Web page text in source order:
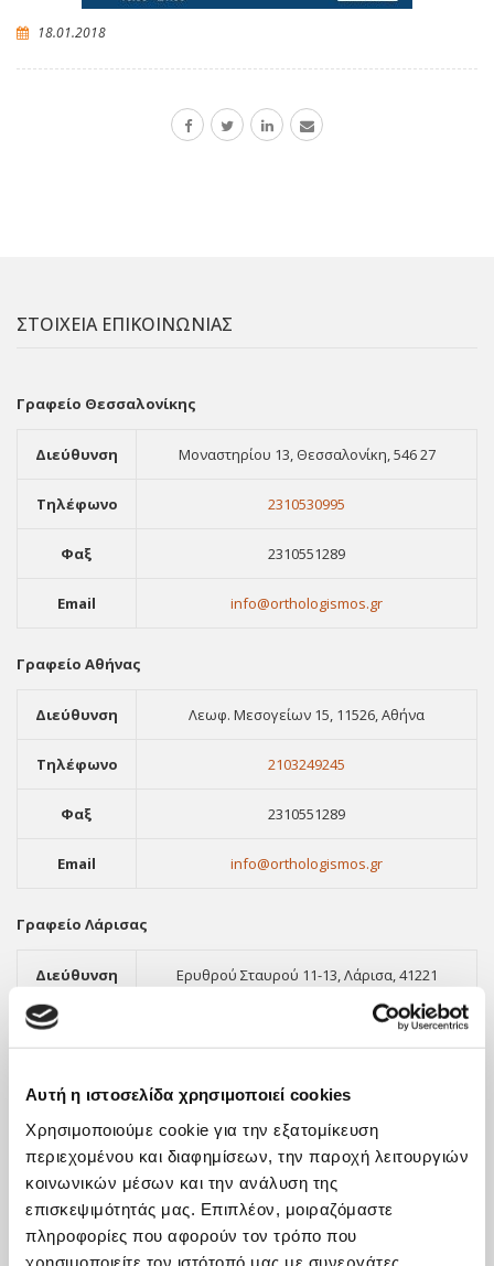
Αυτή η ιστοσελίδα χρησιμοποιεί cookies
Χρησιμοποιούμε cookie για την εξατομίκευση
περιεχομένου και διαφημίσεων, την παροχή λειτουργιών
κοινωνικών μέσων και την ανάλυση της
επισκεψιμότητάς μας. Επιπλέον, μοιραζόμαστε
πληροφορίες που αφορούν τον τρόπο που
χρησιμοποιείτε τον ιστότοπό μας με συνεργάτες
18.01.2018
ΣΤΟΙΧΕΙΑ ΕΠΙΚΟΙΝΩΝΙΑΣ
Γραφείο Θεσσαλονίκης
Διεύθυνση Μοναστηρίου 13, Θεσσαλονίκη, 546 27
Τηλέφωνο 2310530995
Φαξ 2310551289
Email info@orthologismos.gr
Γραφείο Αθήνας
Διεύθυνση Λεωφ. Μεσογείων 15, 11526, Αθήνα
Τηλέφωνο 2103249245
Φαξ 2310551289
Email info@orthologismos.gr
Γραφείο Λάρισας
Διεύθυνση Ερυθρού Σταυρού 11-13, Λάρισα, 41221
Τηλέφωνο
Email info@orthologismos.gr